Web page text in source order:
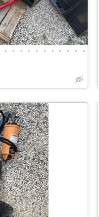
• • • • • • • • • • •